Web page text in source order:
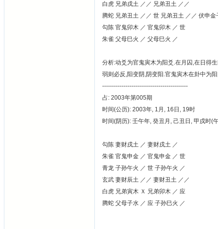
白虎 兄弟戌土 ／／ 兄弟丑土 ／／
腾蛇 兄弟丑土 ／／ 世 兄弟丑土 ／／ 伏申金
勾陈 官鬼卯木 ／ 官鬼卯木 ／ 世
朱雀 父母巳火 ／ 父母巳火 ／
分析:动爻为官鬼寅木为阳爻.在月囚,在日得
弱则必反,阳变阴,阴变阳.官鬼寅木在卦中为
--------------------------------------------
占: 2003年第005期
时间(公历): 2003年, 1月, 16日, 19时
时间(阴历): 壬午年, 癸丑月, 己丑日, 甲戌时(
勾陈 妻财戌土 ／ 妻财戌土 ／
朱雀 官鬼申金 ／ 官鬼申金 ／ 世
青龙 子孙午火 ／ 世 子孙午火 ／
玄武 妻财辰土 ／／ 妻财丑土 ／／
白虎 兄弟寅木 Ｘ 兄弟卯木 ／ 应
腾蛇 父母子水 ／ 应 子孙巳火 ／